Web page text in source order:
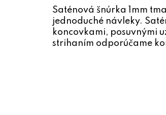
Saténová šnúrka 1mm
jednoduché návleky.
koncovkami, posuvnými
strihaním odporúčame